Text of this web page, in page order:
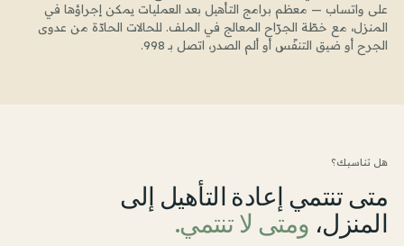
على واتساب — معظم برامج التأهيل بعد العمليات يمكن إجراؤها في
المنزل، مع خطّة الجرّاح المعالج في الملف. للحالات الحادّة من عدوى
الجرح أو ضيق التنفّس أو ألم الصدر، اتصل بـ 998.
هل تناسبك؟
متى تنتمي إعادة التأهيل إلى
المنزل، ومتى لا تنتمي.